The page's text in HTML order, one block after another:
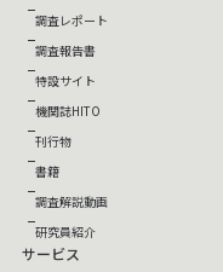
調査レポート
調査報告書
特設サイト
機関誌HITO
刊行物
書籍
調査解説動画
研究員紹介
サービス